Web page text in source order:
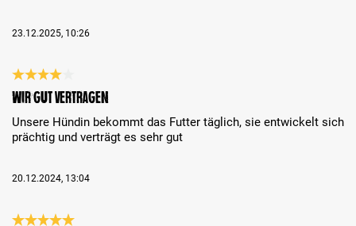
23.12.2025, 10:26
Review with rating of 4 out of 5 stars
Wir gut vertragen
Unsere Hündin bekommt das Futter täglich, sie entwickelt sich
prächtig und verträgt es sehr gut
20.12.2024, 13:04